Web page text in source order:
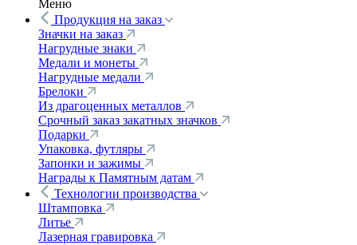
Меню
Продукция на заказ
Значки на заказ
Нагрудные знаки
Медали и монеты
Нагрудные медали
Брелоки
Из драгоценных металлов
Срочный заказ закатных значков
Подарки
Упаковка, футляры
Запонки и зажимы
Награды к Памятным датам
Технологии производства
Штамповка
Литье
Лазерная гравировка